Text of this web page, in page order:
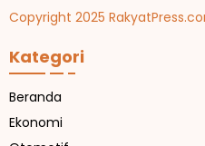
Copyright 2025
Kategori
Beranda
Ekonomi